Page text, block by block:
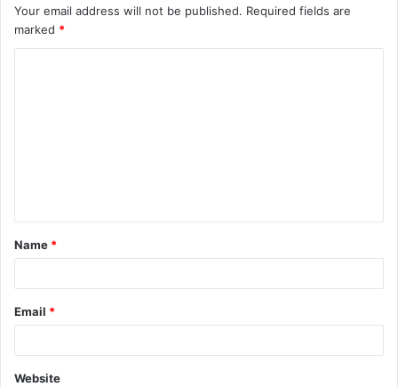
Your email address will not be published. Required fields are
marked *
Name *
Email *
Website